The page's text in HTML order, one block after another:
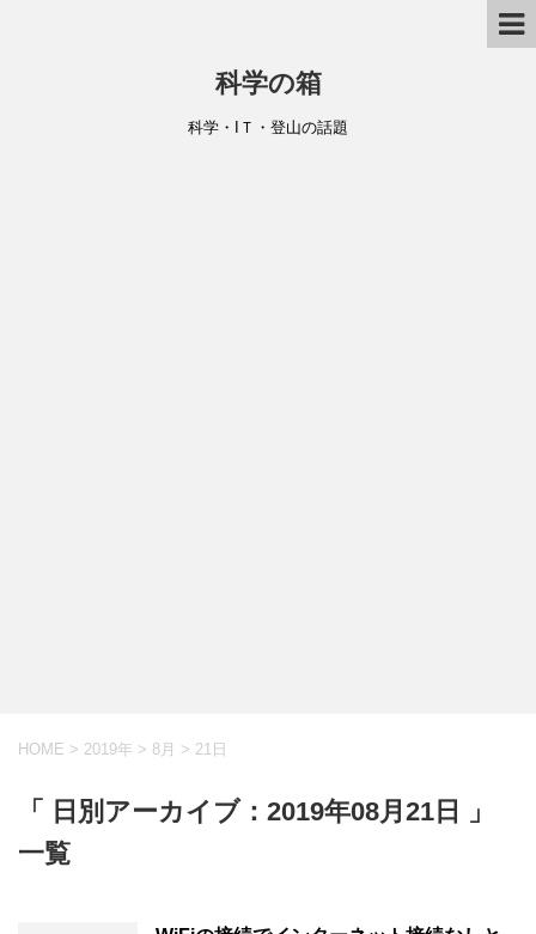
科学の箱
科学・IＴ・登山の話題
HOME > 2019年 > 8月 > 21日
「 日別アーカイブ：2019年08月21日 」
一覧